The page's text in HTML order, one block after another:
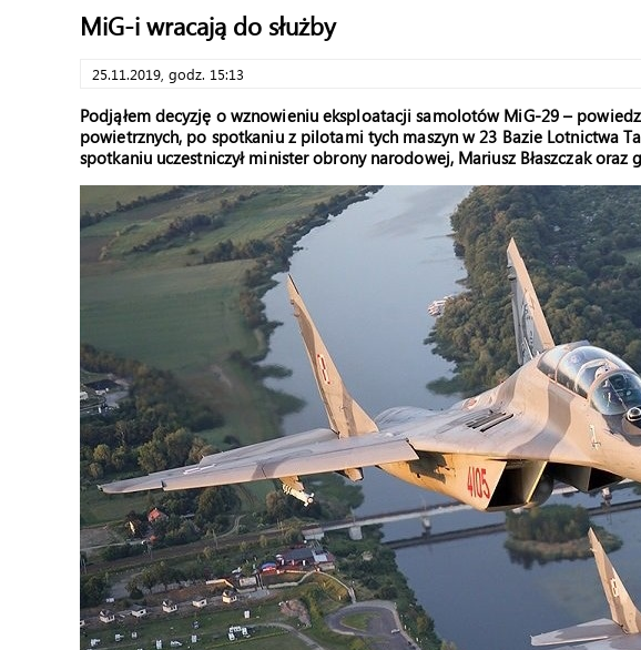
MiG-i wracają do służby
25.11.2019, godz. 15:13
Podjąłem decyzję o wznowieniu eksploatacji samolotów MiG-29 –
powietrznych, po spotkaniu z pilotami tych maszyn w 23 Bazie Lotnictwa
spotkaniu uczestniczył minister obrony narodowej, Mariusz Błaszczak oraz